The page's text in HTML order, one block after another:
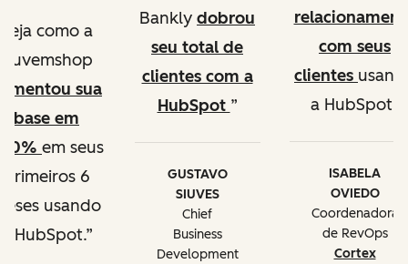
Veja como a
Nuvemshop
sua
base em
em seus
primeiros 6
usando
a HubSpot.
Bankly dobrou
seu total de
clientes com a
HubSpot
GUSTAVO
SIUVES
Chief
Business
Development
com seus
clientes
a HubSpot
ISABELA
OVIEDO
Coordenadora
de RevOps
Cortex